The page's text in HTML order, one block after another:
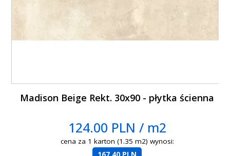
Madison Beige Rekt. 30x90 - płytka ścienna
124.00 PLN / m2
cena za 1 karton (1.35 m2) wynosi: